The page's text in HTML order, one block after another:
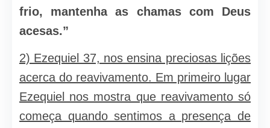
frio, mantenha as chamas com Deus
acesas.”
2) Ezequiel 37, nos ensina preciosas lições
acerca do reavivamento. Em primeiro lugar
Ezequiel nos mostra que reavivamento só
começa quando sentimos a presença de